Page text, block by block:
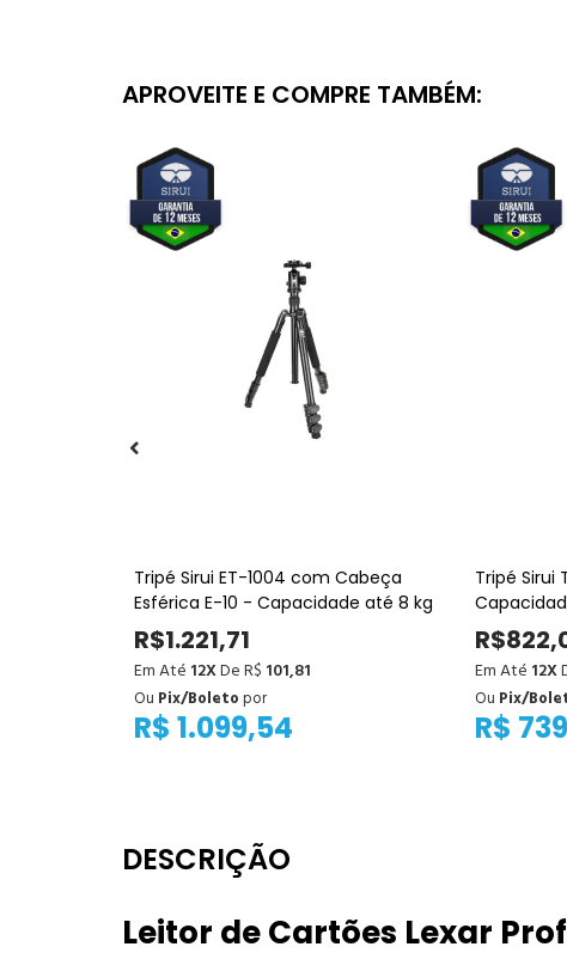
APROVEITE E COMPRE TAMBÉM:
Tripé Sirui ET-1004 com Cabeça
Esférica E-10 - Capacidade até 8 kg
R$1.221,71
Em Até 12XDe R$ 101,81
R$ 1.099,54
Ou Pix/Boletopor
Tripé Sirui
Portátil
Em Até 12X
R$
Ou Pix/
DESCRIÇÃO
Leitor deCartões Lexar